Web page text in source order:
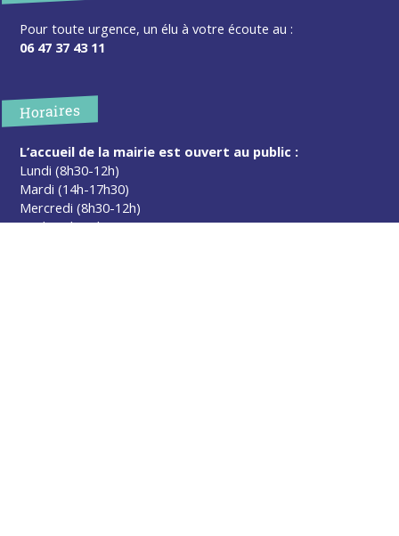
Pour toute urgence, un élu à votre écoute au :
06 47 37 43 11
Horaires
L’accueil de la mairie est ouvert au public :
Lundi (8h30-12h)
Mardi (14h-17h30)
Mercredi (8h30-12h)
Jeudi (14h-17h30)